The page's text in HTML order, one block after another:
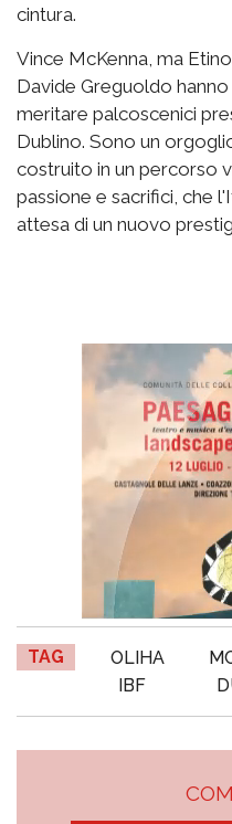
cintura.
Vince McKenna, ma
Davide Greguoldo
meritare palcoscenici
Dublino. Sono un
costruito in un percorso
passione e sacrifici, che
attesa di un nuovo
TAG OLIHA
IBF